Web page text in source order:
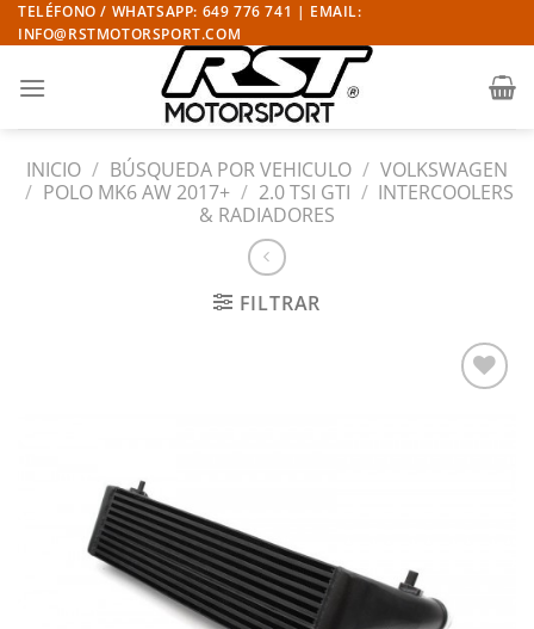
Saltar
al
TELÉFONO / WHATSAPP: 649 776 741 | EMAIL:
INFO@RSTMOTORSPORT.COM
INICIO / BÚSQUEDA POR VEHICULO / VOLKSWAGEN
/ POLO MK6 AW 2017+ / 2.0 TSI GTI / INTERCOOLERS
& RADIADORES
FILTRAR